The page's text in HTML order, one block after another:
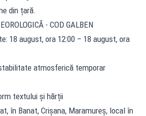
din țară.
- COD GALBEN
18 august, ora 12:00 – 18 august, ora
atmosferică temporar
textului și hărții
în Banat, Crișana, Maramureș, local în